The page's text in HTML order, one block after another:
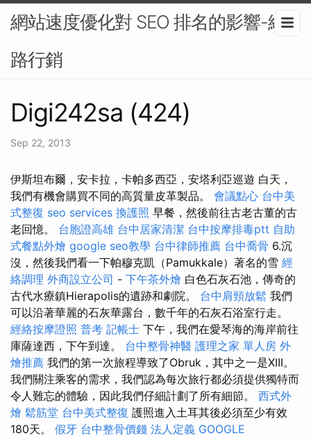
網站速度優化對 SEO 排名的影響-網
路行銷
Digi242sa (424)
Sep 22, 2013
伊斯坦布爾，安卡拉，卡帕多西亞，安塔利亞巡遊 白天，
我們有機會購買不同的高質量皮革製品。 會議點心 台中美
式整復 seo services 換護照 早餐，然後前往古老古董的古
老回憶。 台胞證高雄 台中居家清潔 台中按摩排毒ptt 自助
式餐點外燴 google seo教學 台中律師推薦 台中喬骨 6.沉
沒，然後我們看一下帕穆克凱（Pamukkale）著名的雪 經
絡調理 外商設立公司 - 下午茶外燴 白色石灰石池，傳奇的
古代水療鎮Hierapolis的遺跡和劇院。 台中肩頸放鬆 我們
可以沿著華麗的石灰華露台，數千年的石灰石浴室行走。
經絡按摩證照 普考 記帳士 下午，我們在愛琴海的海岸前往
庫薩達西，下午到達。 台中整骨神醫 護理之家 單人房 外
燴推薦 我們的第一次旅程導致了Obruk，其中之一是XIII。
我們關注乘客的需求，我們認為每次旅行都必須提供獨特而
令人難忘的體驗，因此我們仔細計劃了所有細節。 西式外
燴 鬆筋堂 台中美式整復 護照進入土耳其後必須至少有效
180天。 假牙 台中整骨價錢 法人定義 GOOGLE